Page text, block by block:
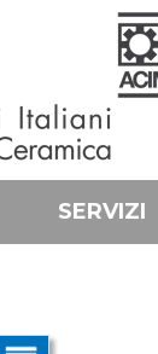
SERVIZI